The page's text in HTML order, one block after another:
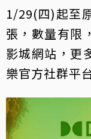
1/29(四)起至
張，數量有限
影城網站，更
樂官方社群平